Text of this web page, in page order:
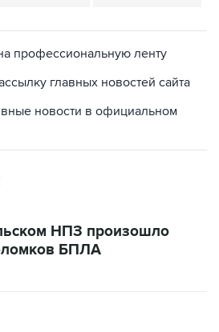
профессиональную ленту
главных новостей сайта
новости в официальном
НПЗ произошло
БПЛА